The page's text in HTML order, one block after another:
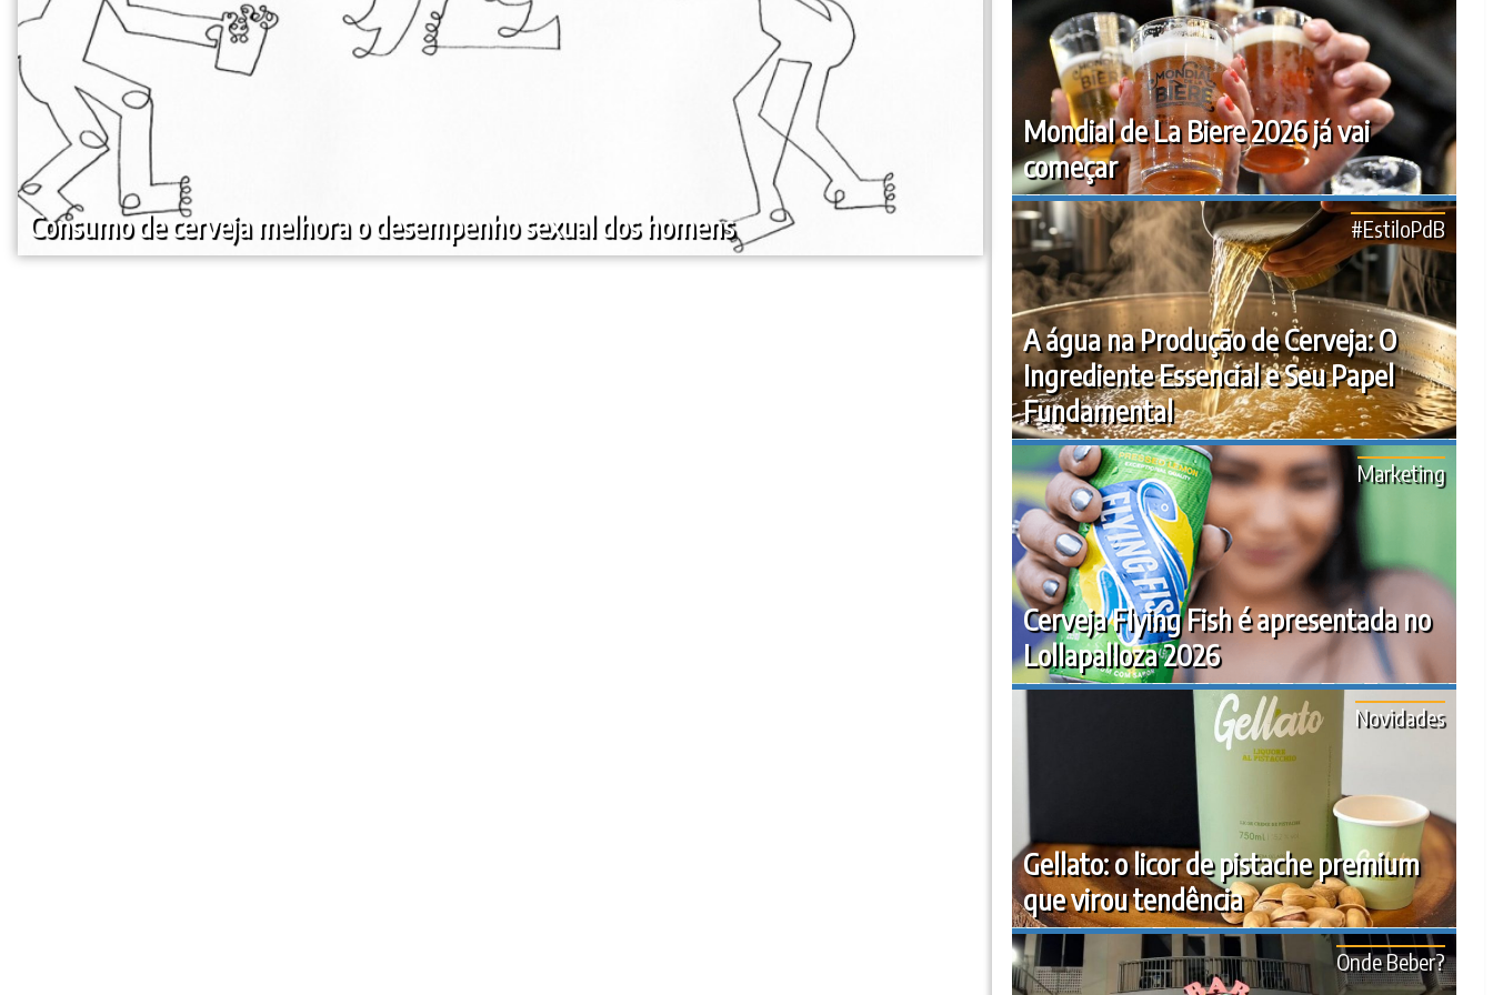
Consumo de cerveja melhora o desempenho sexual dos homens
Mondial de La Biere 2026 já vai
começar
A água na Produção de Cerveja: O
Ingrediente Essencial e Seu Papel
Fundamental
#EstiloPdB
Cerveja Flying Fish é apresentada no
Lollapalloza 2026
Marketing
Gellato: o licor de pistache premium
que virou tendência
Novidades
Onde Beber?